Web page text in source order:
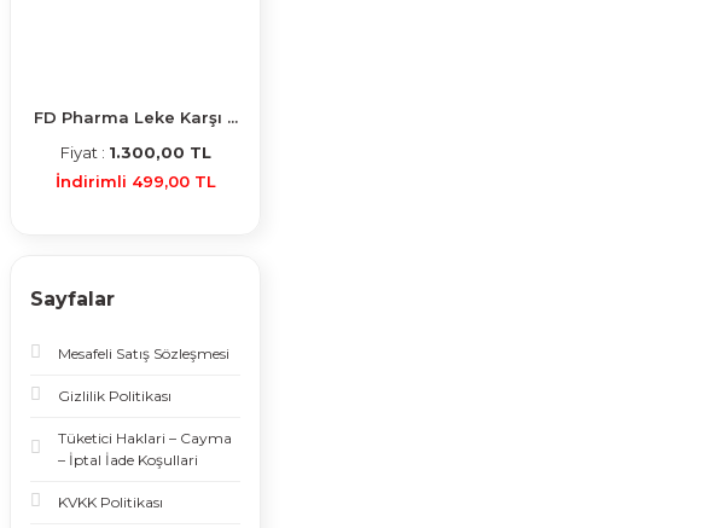
FD Pharma Leke Karşı ...
Fiyat : 1.300,00 TL
İndirimli 499,00 TL
Sayfalar
Mesafeli Satış Sözleşmesi
Gizlilik Politikası
Tüketici Haklari – Cayma
– İptal İade Koşullari
KVKK Politikası